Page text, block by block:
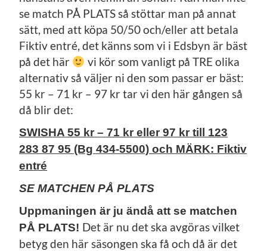
se match PÅ PLATS så stöttar man på annat
sätt, med att köpa 50/50 och/eller att betala
Fiktiv entré, det känns som vi i Edsbyn är bäst
på det här
vi kör som vanligt på TRE olika
alternativ så väljer ni den som passar er bäst:
55 kr – 71 kr – 97 kr tar vi den här gången så
då blir det:
SWISHA 55 kr – 71 kr eller 97 kr till 123
283 87 95 (Bg 434-5500) och MÄRK: Fiktiv
entré
SE MATCHEN PÅ PLATS
Uppmaningen är ju ändå att se matchen
PÅ PLATS! Det är nu det ska avgöras vilket
betyg den här säsongen ska få och då är det